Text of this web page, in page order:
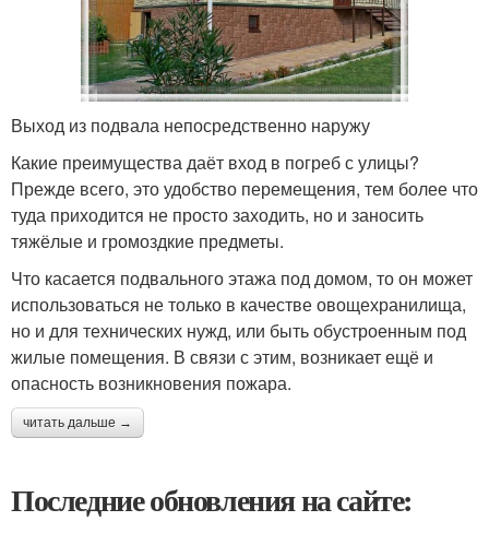
Выход из подвала непосредственно наружу
Какие преимущества даёт вход в погреб с улицы?
Прежде всего, это удобство перемещения, тем более что
туда приходится не просто заходить, но и заносить
тяжёлые и громоздкие предметы.
Что касается подвального этажа под домом, то он может
использоваться не только в качестве овощехранилища,
но и для технических нужд, или быть обустроенным под
жилые помещения. В связи с этим, возникает ещё и
опасность возникновения пожара.
читать дальше →
Последние обновления на сайте: